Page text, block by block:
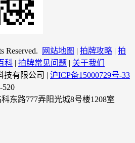
Reserved. 网站地图 | 拍牌攻略 | 拍
科 | 拍牌常见问题 | 关于我们
技有限公司 | 沪ICP备15000729号-33
520
东路777弄阳光城8号楼1208室